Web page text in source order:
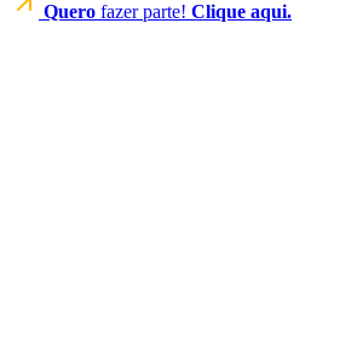
Quero fazer parte! Clique aqui.